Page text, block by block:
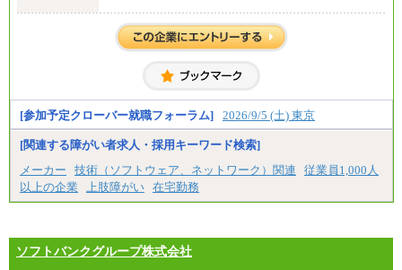
【中途】月給19万8千円～
※勤務地によって異なります。
※経験やスキルを考慮し、規定により決定します。
[参加予定クローバー就職フォーラム] 2026/9/5 (土) 東京
[関連する障がい者求人・採用キーワード検索]
メーカー
技術（ソフトウェア、ネットワーク）関連
従業員1,000人
以上の企業
上肢障がい 在宅勤務
ソフトバンクグループ株式会社